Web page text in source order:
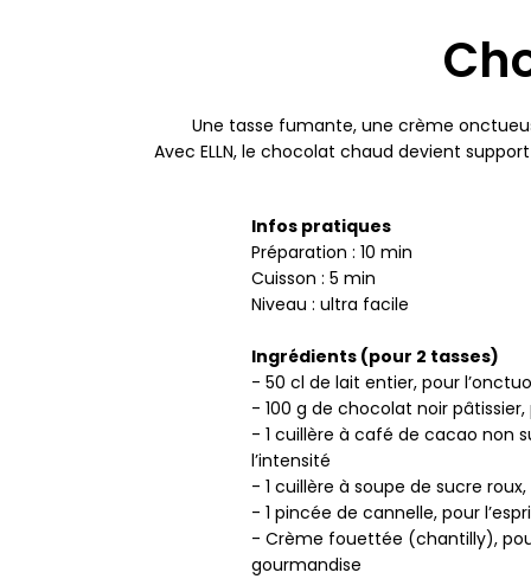
Une tasse fumante, une crème
Avec ELLN, le chocolat chaud devient
Infos pratiques
Préparation : 10 min
Cuisson : 5 min
Niveau : ultra facile
Ingrédients (pour 2 tasses)
- 50 cl de lait entier, pour
- 100 g de chocolat noir
- 1 cuillère à café de cacao non
l’intensité
- 1 cuillère à soupe de sucre roux,
- 1 pincée de cannelle, pour
- Crème fouettée (chantilly),
gourmandise